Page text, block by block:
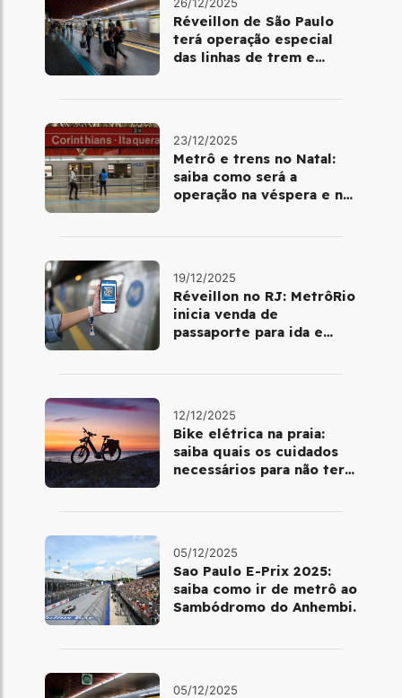
Réveillon de São Paulo
terá operação especial
das linhas de trem e
23/12/2025
Metrô e trens no Natal:
saiba como será a
operação na véspera e no
19/12/2025
Réveillon no RJ: MetrôRio
inicia venda de
passaporte para ida e
12/12/2025
Bike elétrica na praia:
saiba quais os cuidados
necessários para não ter
05/12/2025
Sao Paulo E-Prix 2025:
saiba como ir de metrô ao
Sambódromo do Anhembi.
05/12/2025